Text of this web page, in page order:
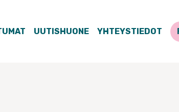
UUTISHUONE YHTEYSTIEDOT